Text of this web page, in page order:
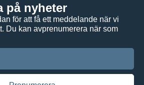
på nyheter
för att få ett meddelande när vi
Du kan avprenumerera när som